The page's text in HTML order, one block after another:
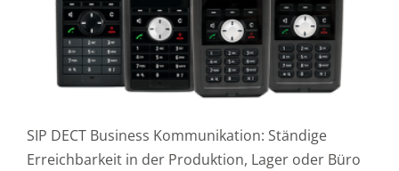
SIP DECT Business Kommunikation: Ständige
Erreichbarkeit in der Produktion, Lager oder Büro